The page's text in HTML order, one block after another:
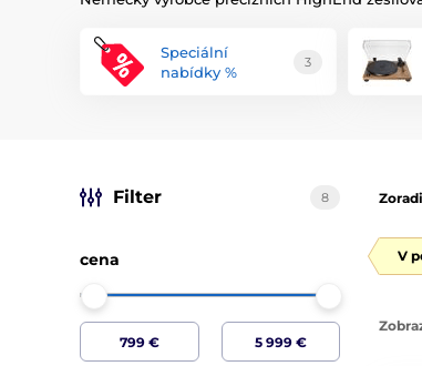
Speciální
nabídky %
3
Filter 8
cena V